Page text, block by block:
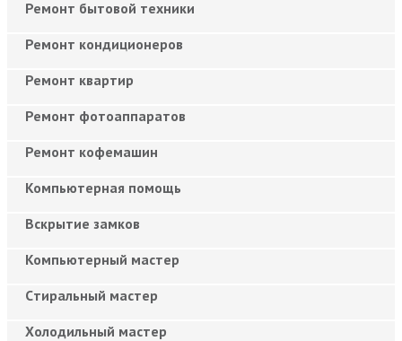
Ремонт бытовой техники
Ремонт кондиционеров
Ремонт квартир
Ремонт фотоаппаратов
Ремонт кофемашин
Компьютерная помощь
Вскрытие замков
Компьютерный мастер
Cтиральный мастер
Холодильный мастер